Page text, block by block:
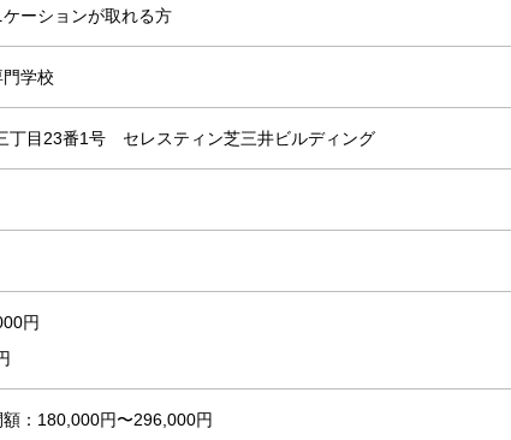
ーションが取れる方
学校
目23番1号 セレスティン芝三井ビルディング
円
：180,000円〜296,000円